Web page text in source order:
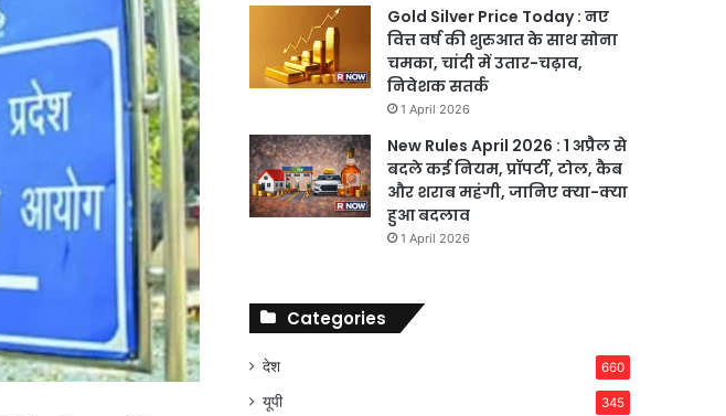
Gold Silver Price Today : नए
वित्त वर्ष की शुरुआत के साथ सोना
चमका, चांदी में उतार-चढ़ाव,
निवेशक सतर्क
1 April 2026
New Rules April 2026 : 1 अप्रैल से
बदले कई नियम, प्रॉपर्टी, टोल, कैब
और शराब महंगी, जानिए क्या-क्या
हुआ बदलाव
1 April 2026
Categories
देश 660
यूपी 345